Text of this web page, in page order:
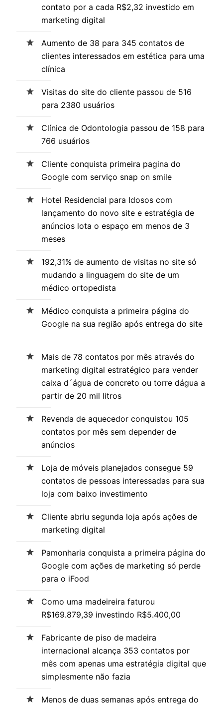
contato por a cada R$2,32 investido em
marketing digital
Aumento de 38 para 345 contatos de
clientes interessados em estética para uma
clínica
Visitas do site do cliente passou de 516
para 2380 usuários
Clínica de Odontologia passou de 158 para
766 usuários
Cliente conquista primeira pagina do
Google com serviço snap on smile
Hotel Residencial para Idosos com
lançamento do novo site e estratégia de
anúncios lota o espaço em menos de 3
meses
192,31% de aumento de visitas no site só
mudando a linguagem do site de um
médico ortopedista
Médico conquista a primeira página do
Google na sua região após entrega do site
Mais de 78 contatos por mês através do
marketing digital estratégico para vender
caixa d´água de concreto ou torre dágua a
partir de 20 mil litros
Revenda de aquecedor conquistou 105
contatos por mês sem depender de
anúncios
Loja de móveis planejados consegue 59
contatos de pessoas interessadas para sua
loja com baixo investimento
Cliente abriu segunda loja após ações de
marketing digital
Pamonharia conquista a primeira página do
Google com ações de marketing só perde
para o iFood
Como uma madeireira faturou
R$169.879,39 investindo R$5.400,00
Fabricante de piso de madeira
internacional alcança 353 contatos por
mês com apenas uma estratégia digital que
simplesmente não fazia
Menos de duas semanas após entrega do